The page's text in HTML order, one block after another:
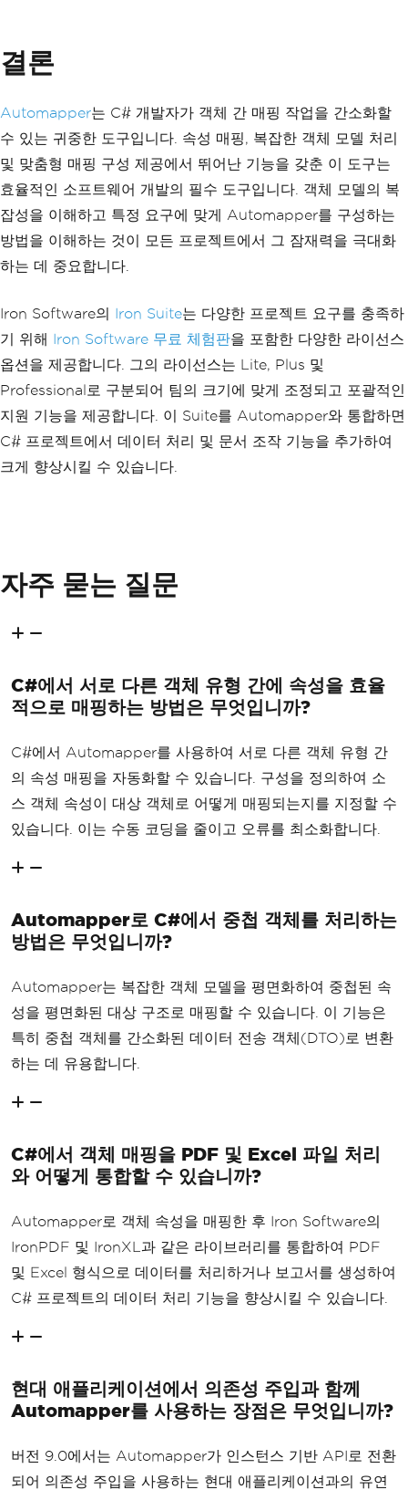
결론
Automapper는 C# 개발자가 객체 간 매핑 작업을 간소화할
수 있는 귀중한 도구입니다. 속성 매핑, 복잡한 객체 모델 처리
및 맞춤형 매핑 구성 제공에서 뛰어난 기능을 갖춘 이 도구는
효율적인 소프트웨어 개발의 필수 도구입니다. 객체 모델의 복
잡성을 이해하고 특정 요구에 맞게 Automapper를 구성하는
방법을 이해하는 것이 모든 프로젝트에서 그 잠재력을 극대화
하는 데 중요합니다.
Iron Software의 Iron Suite는 다양한 프로젝트 요구를 충족하
기 위해 Iron Software 무료 체험판을 포함한 다양한 라이선스
옵션을 제공합니다. 그의 라이선스는 Lite, Plus 및
Professional로 구분되어 팀의 크기에 맞게 조정되고 포괄적인
지원 기능을 제공합니다. 이 Suite를 Automapper와 통합하면
C# 프로젝트에서 데이터 처리 및 문서 조작 기능을 추가하여
크게 향상시킬 수 있습니다.
자주 묻는 질문
C#에서 서로 다른 객체 유형 간에 속성을 효율
적으로 매핑하는 방법은 무엇입니까?
C#에서 Automapper를 사용하여 서로 다른 객체 유형 간
의 속성 매핑을 자동화할 수 있습니다. 구성을 정의하여 소
스 객체 속성이 대상 객체로 어떻게 매핑되는지를 지정할 수
있습니다. 이는 수동 코딩을 줄이고 오류를 최소화합니다.
Automapper로 C#에서 중첩 객체를 처리하는
방법은 무엇입니까?
Automapper는 복잡한 객체 모델을 평면화하여 중첩된 속
성을 평면화된 대상 구조로 매핑할 수 있습니다. 이 기능은
특히 중첩 객체를 간소화된 데이터 전송 객체(DTO)로 변환
하는 데 유용합니다.
C#에서 객체 매핑을 PDF 및 Excel 파일 처리
와 어떻게 통합할 수 있습니까?
Automapper로 객체 속성을 매핑한 후 Iron Software의
IronPDF 및 IronXL과 같은 라이브러리를 통합하여 PDF
및 Excel 형식으로 데이터를 처리하거나 보고서를 생성하여
C# 프로젝트의 데이터 처리 기능을 향상시킬 수 있습니다.
현대 애플리케이션에서 의존성 주입과 함께
Automapper를 사용하는 장점은 무엇입니까?
버전 9.0에서는 Automapper가 인스턴스 기반 API로 전환
되어 의존성 주입을 사용하는 현대 애플리케이션과의 유연